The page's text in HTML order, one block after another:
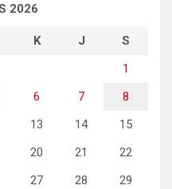
2026
K J
S
1
6 7
8
13 14
15
20 21
22
27 28
29